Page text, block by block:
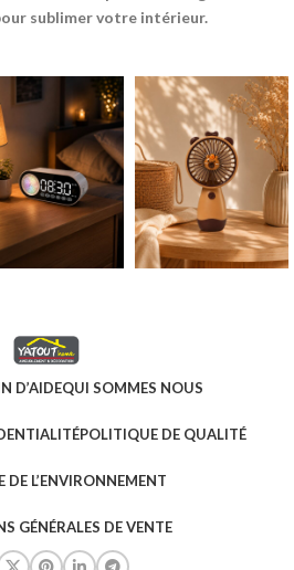
sublimer votre intérieur.
D’AIDEQUI SOMMES NOUS
POLITIQUE DE QUALITÉ
DE L’ENVIRONNEMENT
GÉNÉRALES DE VENTE